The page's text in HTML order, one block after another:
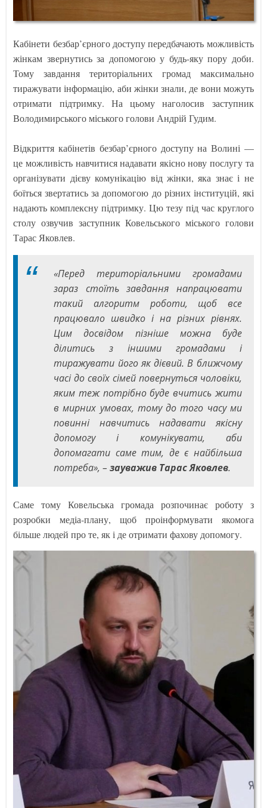
Кабінети безбар’єрного доступу передбачають можливість
жінкам звернутись за допомогою у будь-яку пору доби.
Тому завдання територіальних громад максимально
тиражувати інформацію, аби жінки знали, де вони можуть
отримати підтримку. На цьому наголосив заступник
Володимирського міського голови Андрій Гудим.
Відкриття кабінетів безбар’єрного доступу на Волині —
це можливість навчитися надавати якісно нову послугу та
організувати дієву комунікацію від жінки, яка знає і не
боїться звертатись за допомогою до різних інституцій, які
надають комплексну підтримку. Цю тезу під час круглого
столу озвучив заступник Ковельського міського голови
Тарас Яковлев.
«Перед територіальними громадами
зараз стоїть завдання напрацювати
такий алгоритм роботи, щоб все
працювало швидко і на різних рівнях.
Цим досвідом пізніше можна буде
ділитись з іншими громадами і
тиражувати його як дієвий. В ближчому
часі до своїх сімей повернуться чоловіки,
яким теж потрібно буде вчитись жити
в мирних умовах, тому до того часу ми
повинні навчитись надавати якісну
допомогу і комунікувати, аби
допомагати саме тим, де є найбільша
потреба», –зауважив Тарас Яковлев.
Саме тому Ковельська громада розпочинає роботу з
розробки медіа-плану, щоб проінформувати якомога
більше людей про те, як і де отримати фахову допомогу.